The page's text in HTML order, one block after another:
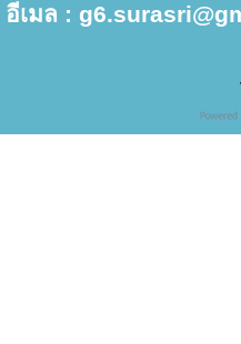
อีเมล :